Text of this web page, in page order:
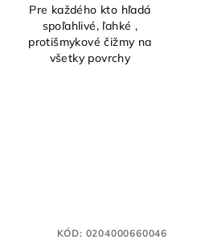
Pre každého kto hľadá
spoľahlivé, ľahké ,
protišmykové čižmy na
všetky povrchy
KÓD: 0204000660046